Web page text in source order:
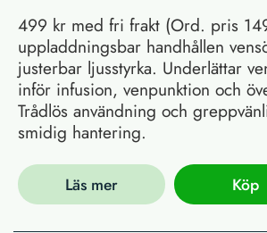
499 kr med fri frakt (Ord. pris
uppladdningsbar handhållen
justerbar ljusstyrka. Underlättar
inför infusion, venpunktion och
Trådlös användning och
smidig hantering.
Läs mer Köp